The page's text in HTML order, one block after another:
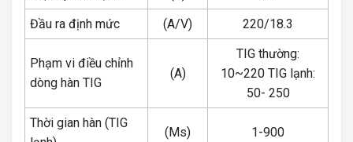
Đầu ra định mức
(A/V) 220/18.3
Phạm vi điều chỉnh
dòng hàn TIG
(A)
TIG thường:
10~220 TIG lạnh:
50- 250
Thời gian hàn (TIG
(Ms) 1-900